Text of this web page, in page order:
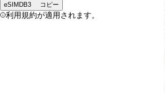
eSIMDB3 コピー
利用規約が適用されます。